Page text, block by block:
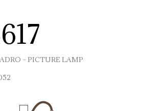
– PICTURE LAMP